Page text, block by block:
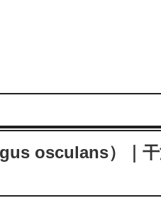
osculans）｜